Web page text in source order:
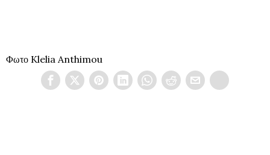
Φωτο Klelia Anthimou